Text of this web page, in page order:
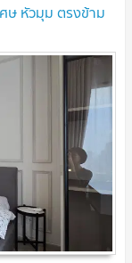
ษ หัวมุม ตรงข้าม